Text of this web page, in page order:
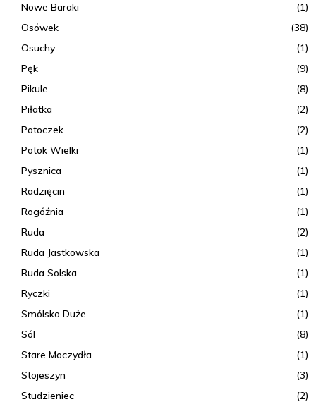
Nowe Baraki
(1)
Osówek
(38)
Osuchy
(1)
Pęk
(9)
Pikule
(8)
Piłatka
(2)
Potoczek
(2)
Potok Wielki
(1)
Pysznica
(1)
Radzięcin
(1)
Rogóźnia
(1)
Ruda
(2)
Ruda Jastkowska
(1)
Ruda Solska
(1)
Ryczki
(1)
Smólsko Duże
(1)
Sól
(8)
Stare Moczydła
(1)
Stojeszyn
(3)
Studzieniec
(2)